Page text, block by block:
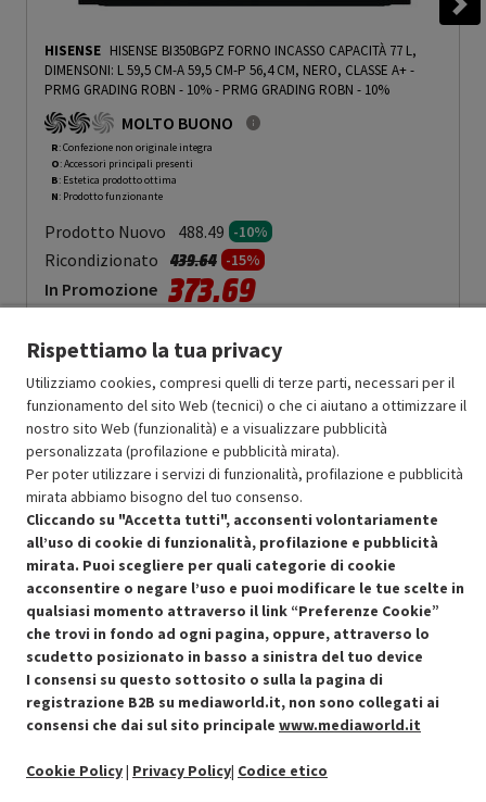
HISENSE HISENSE BI350BGPZ FORNO INCASSO CAPACITÀ 77 L,
DIMENSONI: L 59,5 CM-A 59,5 CM-P 56,4 CM, NERO, CLASSE A+ -
PRMG GRADING ROBN - 10%- PRMG GRADING ROBN - 10%
MOLTO BUONO
R: Confezione non originale integra
O: Accessori principali presenti
B: Estetica prodotto ottima
N: Prodotto funzionante
Prodotto Nuovo 488.49 -10%
Ricondizionato Prezzo ridotto da
439.64a-15%
In Promozione 373.69
Aggiungi al carrello
SCONTO RICONDIZIONATI
Approfitta dello sconto del 15% sul prodotto ricondizionato.
Condizioni generali di vendita
Cookie Policy
Preferenze cookie
Recedere dal contratto qui
Rispettiamo la tua privacy
Utilizziamo cookies, compresi quelli di terze parti, necessari per il
funzionamento del sito Web (tecnici) o che ci aiutano a ottimizzare il
nostro sito Web (funzionalità) e a visualizzare pubblicità
personalizzata (profilazione e pubblicità mirata).
Per poter utilizzare i servizi di funzionalità, profilazione e pubblicità
mirata abbiamo bisogno del tuo consenso.
Cliccando su "Accetta tutti", acconsenti volontariamente
all’uso di cookie di funzionalità, profilazione e pubblicità
mirata. Puoi scegliere per quali categorie di cookie
acconsentire o negare l’uso e puoi modificare le tue scelte in
qualsiasi momento attraverso il link “Preferenze Cookie”
che trovi in fondo ad ogni pagina, oppure, attraverso lo
scudetto posizionato in basso a sinistra del tuo device
I consensi su questo sottosito o sulla la pagina di
registrazione B2B su mediaworld.it, non sono collegati ai
consensi che dai sul sito principale www.mediaworld.it
Cookie Policy| Privacy Policy| Codice etico